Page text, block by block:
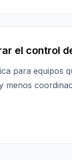
el control
para equipos
menos